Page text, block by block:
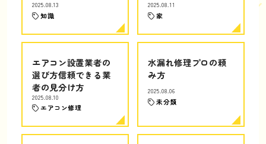
2025.08.13
知識
2025.08.11
家
エアコン設置業者の
選び方信頼できる業
者の見分け方
2025.08.10
エアコン修理
水漏れ修理プロの頼
み方
2025.08.06
未分類